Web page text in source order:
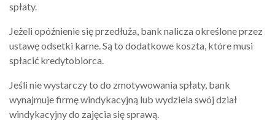
spłaty.
Jeżeli opóźnienie się przedłuża, bank nalicza określone przez
ustawę odsetki karne. Są to dodatkowe koszta, które musi
spłacić kredytobiorca.
Jeśli nie wystarczy to do zmotywowania spłaty, bank
wynajmuje firmę windykacyjną lub wydziela swój dział
windykacyjny do zajęcia się sprawą.